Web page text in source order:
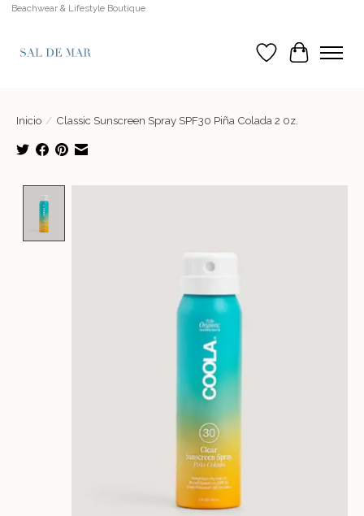
Beachwear & Lifestyle Boutique
Lista de deseos
Cesta
Inicio / Classic Sunscreen Spray SPF30 Piña Colada 2 0z.